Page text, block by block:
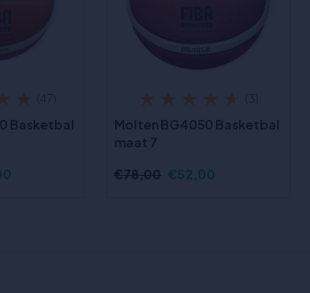
Basketbal
Molten BG4050 Basketbal
maat 7
€78,00 €52,00